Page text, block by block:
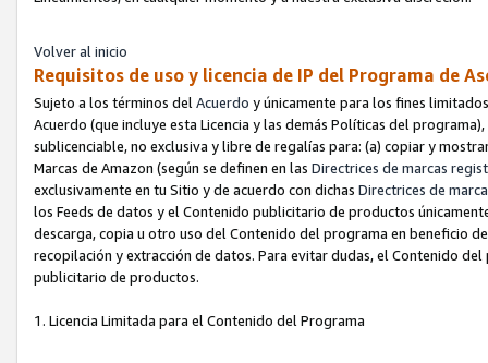
Volver al inicio
Requisitos de uso y licencia de IP del Programa de
Sujeto a los términos del Acuerdo y únicamente para los fines
Acuerdo (que incluye esta Licencia y las demás Políticas del
sublicenciable, no exclusiva y libre de regalías para: (a) copiar y
Marcas de Amazon (según se definen en las Directrices de marcas
exclusivamente en tu Sitio y de acuerdo con dichas Directrices de
los Feeds de datos y el Contenido publicitario de productos
descarga, copia u otro uso del Contenido del programa en beneficio
recopilación y extracción de datos. Para evitar dudas, el Contenido
publicitario de productos.
1. Licencia Limitada para el Contenido del Programa